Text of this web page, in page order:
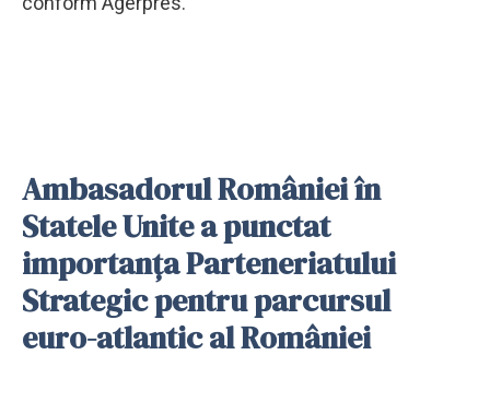
Ambasadorul României în
Statele Unite a punctat
importanţa Parteneriatului
Strategic pentru parcursul
euro-atlantic al României